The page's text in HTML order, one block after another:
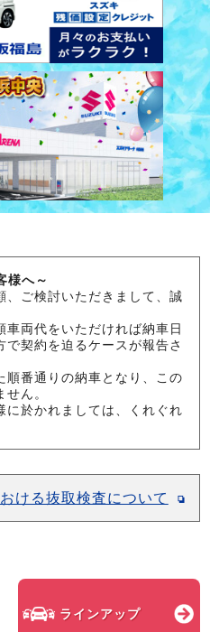
様へ～
、ご検討いただきまして、誠
両代をいただければ納車日
契約を迫るケースが報告さ
順番通りの納車となり、この
ん。
に於かれましては、くれぐれ
ける抜取検査について
ラインアップ